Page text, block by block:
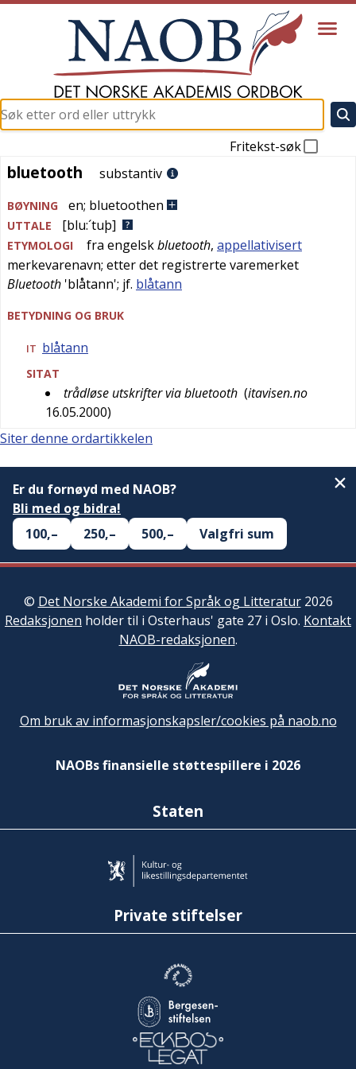
Fritekst-søk
bluetooth
bluetooth substantiv
BØYNING en; bluetoothen
UTTALE [blu:´tuþ]
ETYMOLOGI fra engelskbluetooth, appellativisert
merkevarenavn; etter det registrerte varemerket
Bluetooth 'blåtann'; jf. blåtann
BETYDNING OG BRUK
IT blåtann
SITAT
trådløse utskrifter via bluetooth (itavisen.no
16.05.2000)
Siter denne ordartikkelen
Er du fornøyd med NAOB?
Bli med og bidra!
100,–
250,– 500,– Valgfri sum
© Det Norske Akademi for Språk og Litteratur2026
Redaksjonen holder til i Osterhaus' gate 27 i Oslo. Kontakt
NAOB-redaksjonen.
Om bruk av informasjonskapsler/cookies på naob.no
NAOBs finansielle støttespillere i 2026
Staten
Private stiftelser